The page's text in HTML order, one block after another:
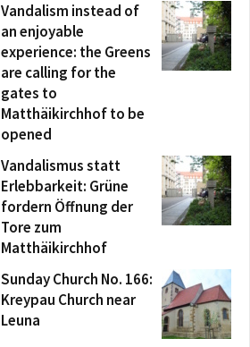
Vandalism instead of
an enjoyable
experience: the Greens
are calling for the
gates to
Matthäikirchhof to be
opened
Vandalismus statt
Erlebbarkeit: Grüne
fordern Öffnung der
Tore zum
Matthäikirchhof
Sunday Church No. 166:
Kreypau Church near
Leuna